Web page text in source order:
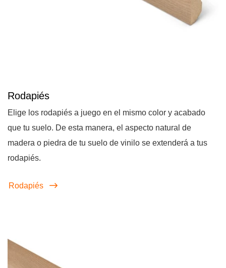
Rodapiés
Elige los rodapiés a juego en el mismo color y acabado
que tu suelo. De esta manera, el aspecto natural de
madera o piedra de tu suelo de vinilo se extenderá a tus
rodapiés.
Rodapiés